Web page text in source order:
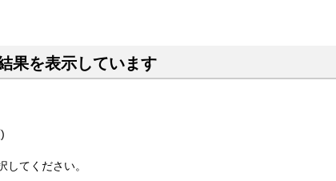
果を表示しています
てください。